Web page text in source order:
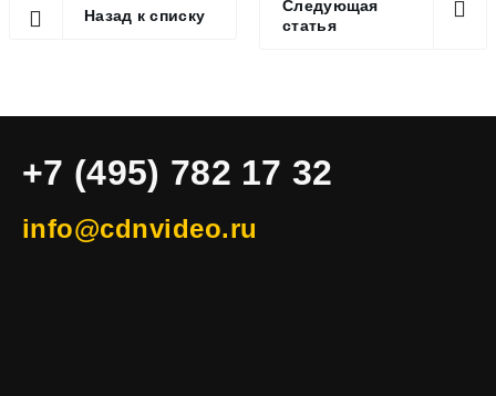
Назад к списку
Следующая
статья
+7 (495) 782 17 32
info@cdnvideo.ru